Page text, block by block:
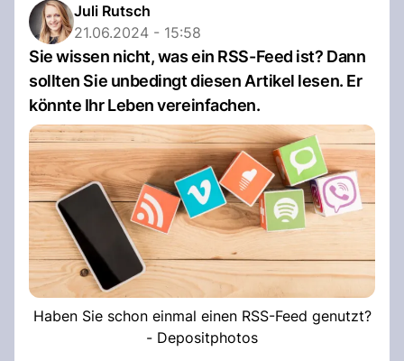
Juli Rutsch
21.06.2024 - 15:58
Sie wissen nicht, was ein RSS-Feed ist? Dann
sollten Sie unbedingt diesen Artikel lesen. Er
könnte Ihr Leben vereinfachen.
Haben Sie schon einmal einen RSS-Feed genutzt?
- Depositphotos